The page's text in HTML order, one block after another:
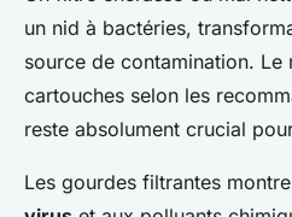
un nid à bactéries,
source de contamination. Le
cartouches selon les
reste absolument crucial
Les gourdes filtrantes